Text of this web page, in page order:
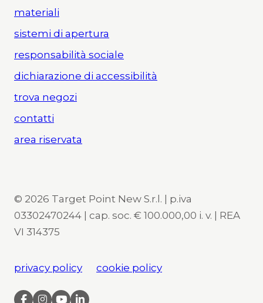
materiali
sistemi di apertura
responsabilità sociale
dichiarazione di accessibilità
trova negozi
contatti
area riservata
© 2026 Target Point New S.r.l. | p.iva
03302470244 | cap. soc. € 100.000,00 i. v. | REA
VI 314375
privacy policy cookie policy